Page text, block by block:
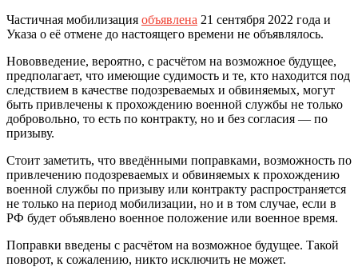
Частичная мобилизация объявлена 21 сентября 2022 года и
Указа о её отмене до настоящего времени не объявлялось.
Нововведение, вероятно, с расчётом на возможное будущее,
предполагает, что имеющие судимость и те, кто находится под
следствием в качестве подозреваемых и обвиняемых, могут
быть привлечены к прохождению военной службы не только
добровольно, то есть по контракту, но и без согласия — по
призыву.
Стоит заметить, что введёнными поправками, возможность по
привлечению подозреваемых и обвиняемых к прохождению
военной службы по призыву или контракту распространяется
не только на период мобилизации, но и в том случае, если в
РФ будет объявлено военное положение или военное время.
Поправки введены с расчётом на возможное будущее. Такой
поворот, к сожалению, никто исключить не может.